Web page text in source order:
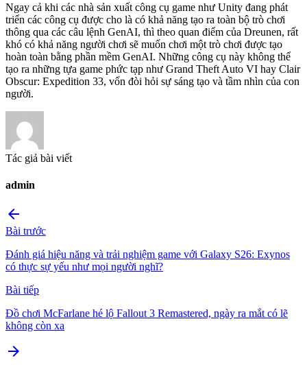
Ngay cả khi các nhà sản xuất công cụ game như Unity đang phát
triển các công cụ được cho là có khả năng tạo ra toàn bộ trò chơi
thông qua các câu lệnh GenAI, thì theo quan điểm của Dreunen, rất
khó có khả năng người chơi sẽ muốn chơi một trò chơi được tạo
hoàn toàn bằng phần mềm GenAI. Những công cụ này không thể
tạo ra những tựa game phức tạp như Grand Theft Auto VI hay Clair
Obscur: Expedition 33, vốn đòi hỏi sự sáng tạo và tầm nhìn của con
người.
Tác giả bài viết
admin
arrow_back
Bài trước
Đánh giá hiệu năng và trải nghiệm game với Galaxy S26: Exynos
có thực sự yếu như mọi người nghĩ?
Bài tiếp
Đồ chơi McFarlane hé lộ Fallout 3 Remastered, ngày ra mắt có lẽ
không còn xa
arrow_forward